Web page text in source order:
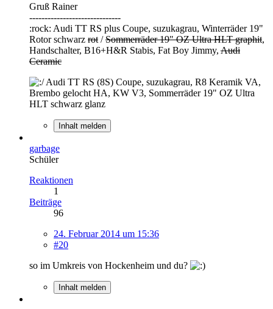
Gruß Rainer
------------------------------
:rock: Audi TT RS plus Coupe, suzukagrau, Winterräder 19"
Rotor schwarz rot /Sommerräder 19" OZ Ultra HLT graphit,
Handschalter, B16+H&R Stabis, Fat Boy Jimmy, Audi
Ceramic
Audi TT RS (8S) Coupe, suzukagrau, R8 Keramik VA,
Brembo gelocht HA, KW V3, Sommerräder 19" OZ Ultra
HLT schwarz glanz
Inhalt melden
garbage
Schüler
Reaktionen
1
Beiträge
96
24. Februar 2014 um 15:36
#20
so im Umkreis von Hockenheim und du?
Inhalt melden